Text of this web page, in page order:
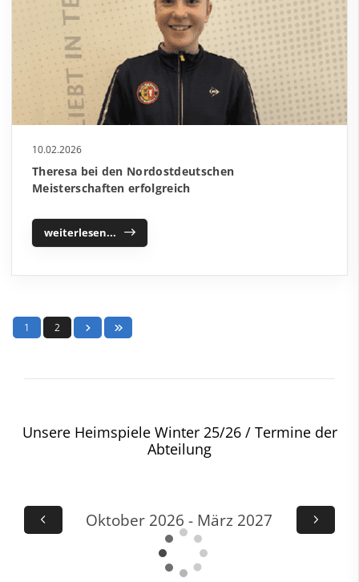
10.02.2026
Theresa bei den Nordostdeutschen
Meisterschaften erfolgreich
weiterlesen...
1 2
Unsere Heimspiele Winter 25/26 / Termine der
Abteilung
Oktober 2026 - März 2027